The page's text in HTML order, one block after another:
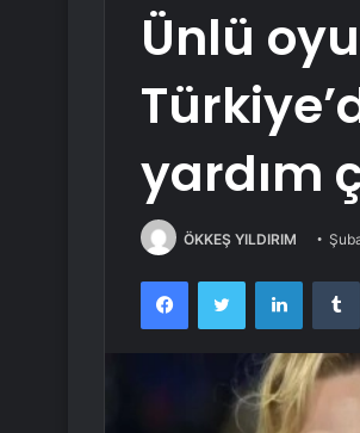
Ünlü
yardım
ÖKKEŞ YILDIRIM
FacebookTwitter LinkedIn